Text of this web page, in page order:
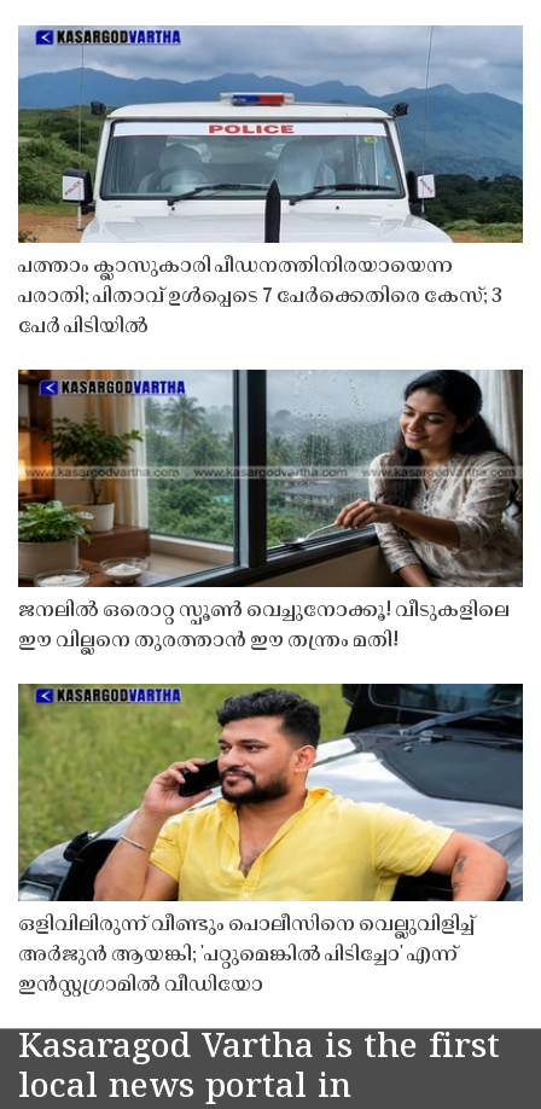
പത്താം ക്ലാസുകാരി പീഡനത്തിനിരയായെന്ന
പരാതി; പിതാവ് ഉൾപ്പെടെ 7 പേർക്കെതിരെ കേസ്; 3
പേർ പിടിയിൽ
ജനലിൽ ഒരൊറ്റ സ്പൂൺ വെച്ചുനോക്കൂ! വീടുകളിലെ
ഈ വില്ലനെ തുരത്താൻ ഈ തന്ത്രം മതി!
ഒളിവിലിരുന്ന് വീണ്ടും പൊലീസിനെ വെല്ലുവിളിച്ച്
അർജുൻ ആയങ്കി; 'പറ്റുമെങ്കിൽ പിടിച്ചോ' എന്ന്
ഇൻസ്റ്റഗ്രാമിൽ വീഡിയോ
Kasaragod Vartha is the first
local news portal in